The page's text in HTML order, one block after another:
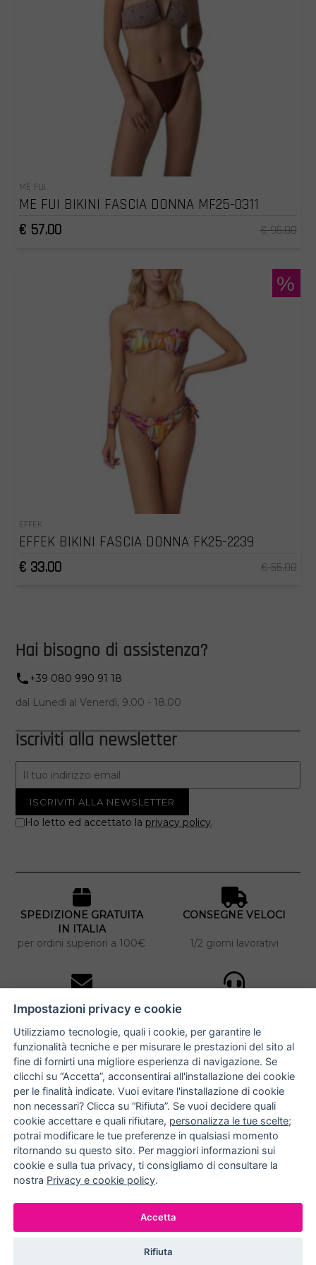
ME FUI
ME FUI BIKINI FASCIA DONNA MF25-0311
€ 57.00
€ 95.00
EFFEK
EFFEK BIKINI FASCIA DONNA FK25-2239
€ 33.00
€ 55.00
%
Hai bisogno di assistenza?
+39 080 990 91 18
dal Lunedì al Venerdì, 9.00 - 18.00
Iscriviti alla newsletter
Ho letto ed accettato la privacy policy.
SPEDIZIONE GRATUITA
IN ITALIA
per ordini superiori a 100€
CONSEGNE VELOCI
1/2 giorni lavorativi
iscriviti alla newsletter
per tutti gli ordini
NUCCIA COSTANTINO
via Argiro 112/114 - 70122 Bari
+39 080 990 9118
+39 391 72 89 930
METODI DI PAGAMENTO
Impostazioni privacy e cookie
Utilizziamo tecnologie, quali i cookie, per garantire le
funzionalità tecniche e per misurare le prestazioni del sito al
fine di fornirti una migliore esperienza di navigazione. Se
clicchi su “Accetta”, acconsentirai all'installazione dei cookie
per le finalità indicate. Vuoi evitare l'installazione di cookie
non necessari? Clicca su “Rifiuta”. Se vuoi decidere quali
cookie accettare e quali rifiutare, personalizza le tue scelte;
potrai modificare le tue preferenze in qualsiasi momento
ritornando su questo sito. Per maggiori informazioni sui
cookie e sulla tua privacy, ti consigliamo di consultare la
nostra Privacy e cookie policy.
Accetta
Rifiuta